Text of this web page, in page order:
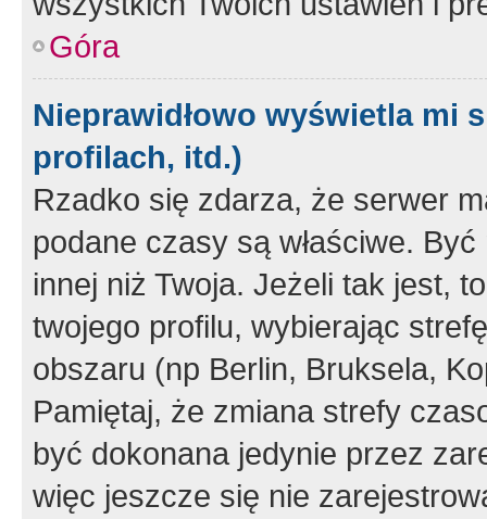
Góra
Nieprawidłowo wyświetla mi
profilach, itd.)
Rzadko się zdarza, że serwer
podane czasy są właściwe.
innej niż Twoja. Jeżeli tak jest,
twojego profilu, wybierając
obszaru (np Berlin, Bruksela,
Pamiętaj, że zmiana strefy
być dokonana jedynie przez
więc jeszcze się nie